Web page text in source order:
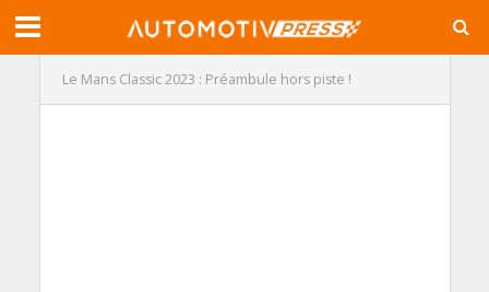
Le Mans Classic 2023 : Préambule hors piste !